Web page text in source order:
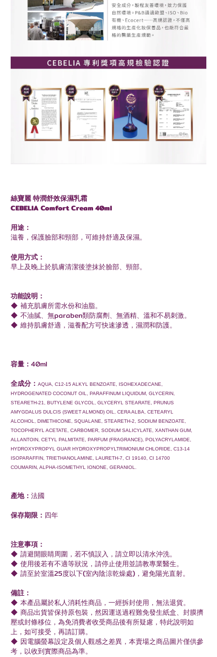
絲寶麗 特潤舒效保濕乳霜
CEBELIAComfort Cream 40ml
用途：
滋養，保護臉部和頸部，可維持舒適及保濕。
使用方式：
早上及晚上於肌膚清潔後塗抹於臉部、頸部。
功能說明：
◆ 補充肌膚所需水份和油脂。
◆ 不油膩、無paraben類防腐劑、無酒精、溫和不易刺激。
◆ 維持肌膚舒適，滋養配方可快速滲透，濕潤和防護。
容量： 40ml
全成分： AQUA, C12-15 ALKYL BENZOATE, ISOHEXADECANE,
HYDROGENATED COCONUT OIL, PARAFFINUM LIQUIDUM, GLYCERIN,
STEARETH-21, BUTYLENE GLYCOL, GLYCERYL STEARATE, PRUNUS
AMYGDALUS DULCIS (SWEET ALMOND) OIL, CERA ALBA, CETEARYL
ALCOHOL, DIMETHICONE, SQUALANE, STEARETH-2, SODIUM BENZOATE,
TOCOPHERYL ACETATE, CARBOMER, SODIUM SALICYLATE, XANTHAN GUM,
ALLANTOIN, CETYL PALMITATE, PARFUM (FRAGRANCE), POLYACRYLAMIDE,
HYDROXYPROPYL GUAR HYDROXYPROPYLTRIMONIUM CHLORIDE, C13-14
ISOPARAFFIN, TRIETHANOLAMINE, LAURETH-7, CI 19140, CI 14700
COUMARIN, ALPHA-ISOMETHYL IONONE, GERANIOL.
產地： 法國
保存期限： 四年
注意事項：
◆ 請避開眼睛周圍，若不慎誤入，請立即以清水沖洗。
◆ 使用後若有不適等狀況，請停止使用並請教專業醫生。
◆ 請至於室溫25度以下(室內陰涼乾燥處)，避免陽光直射。
備註：
◆ 本產品屬於私人消耗性商品，一經拆封使用，無法退貨。
◆ 商品出貨皆保持原包裝，然因運送過程難免發生紙盒、封膜擠
壓或封條移位，為免消費者收受商品後有所疑慮，特此說明如
上，如可接受，再請訂購。
◆ 因電腦螢幕設定及個人觀感之差異，本賣場之商品圖片僅供參
考，以收到實際商品為準。